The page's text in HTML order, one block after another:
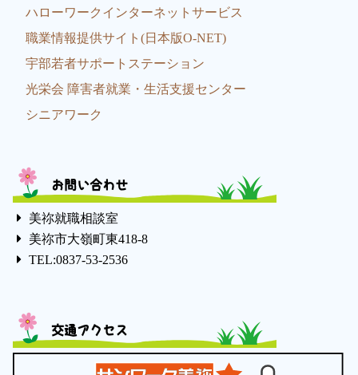
ハローワークインターネットサービス
職業情報提供サイト(日本版O-NET)
宇部若者サポートステーション
光栄会 障害者就業・生活支援センター
シニアワーク
お問い合わせ
美祢就職相談室
美祢市大嶺町東418-8
TEL:0837-53-2536
交通アクセス